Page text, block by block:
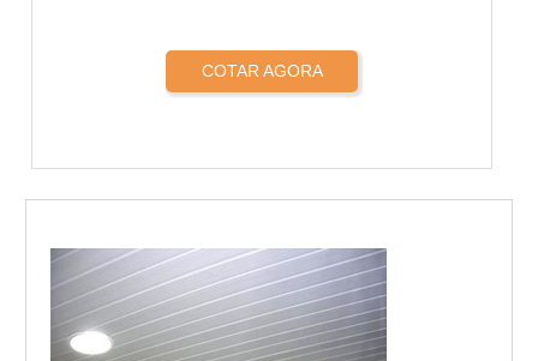
COTAR AGORA